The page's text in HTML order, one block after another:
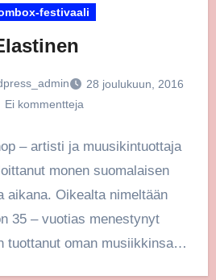
festivaali
28 joulukuun, 2016
Ei kommentteja
– artisti ja muusikintuottaja
monen suomalaisen
aikana. Oikealta nimeltään
35 – vuotias menestynyt
tuottanut oman musiikkinsa…